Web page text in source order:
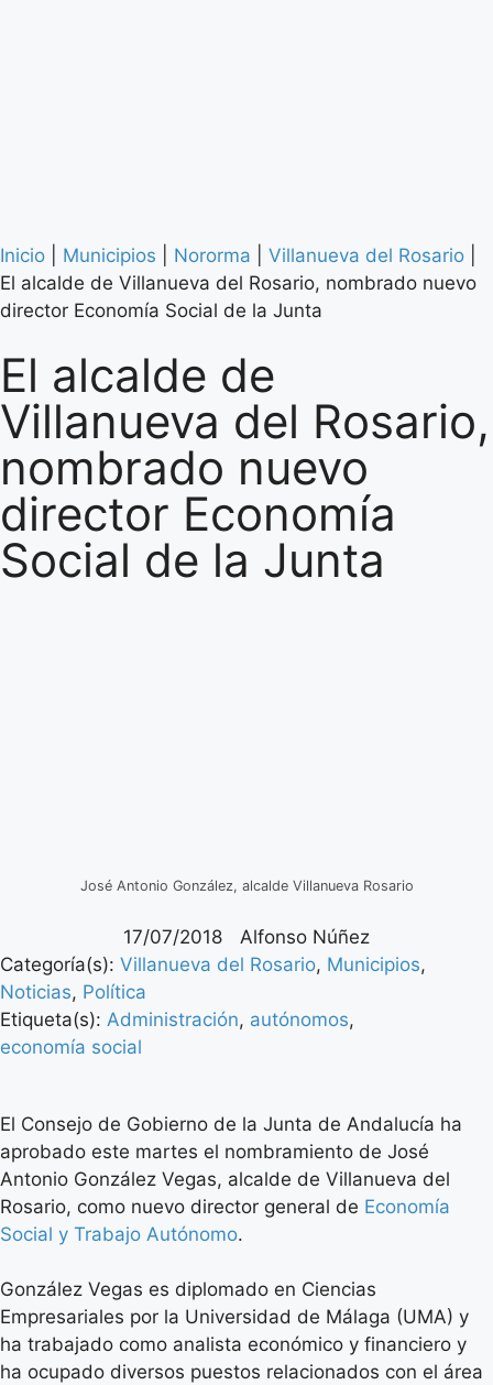
Inicio Municipios Nororma Villanueva del Rosario
El alcalde de Villanueva del Rosario, nombrado nuevo
director Economía Social de la Junta
El alcalde de
Villanueva del Rosario,
nombrado nuevo
director Economía
Social de la Junta
José Antonio González, alcalde Villanueva Rosario
17/07/2018
Alfonso Núñez
Categoría(s): Villanueva del Rosario, Municipios,
Noticias, Política
Etiqueta(s): Administración, autónomos,
economía social
El Consejo de Gobierno de la Junta de Andalucía ha
aprobado este martes el nombramiento de José
Antonio González Vegas, alcalde de Villanueva del
Rosario, como nuevo director general de Economía
Social y Trabajo Autónomo.
González Vegas es diplomado en Ciencias
Empresariales por la Universidad de Málaga (UMA) y
ha trabajado como analista económico y financiero y
ha ocupado diversos puestos relacionados con el área